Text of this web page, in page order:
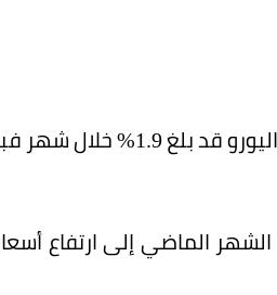
فبراير الماضي.